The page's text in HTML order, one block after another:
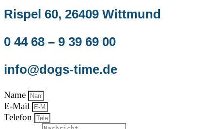
Rispel 60, 26409 Wittmund
0 44 68 – 9 39 69 00
info@dogs-time.de
Name
E-Mail
Telefon